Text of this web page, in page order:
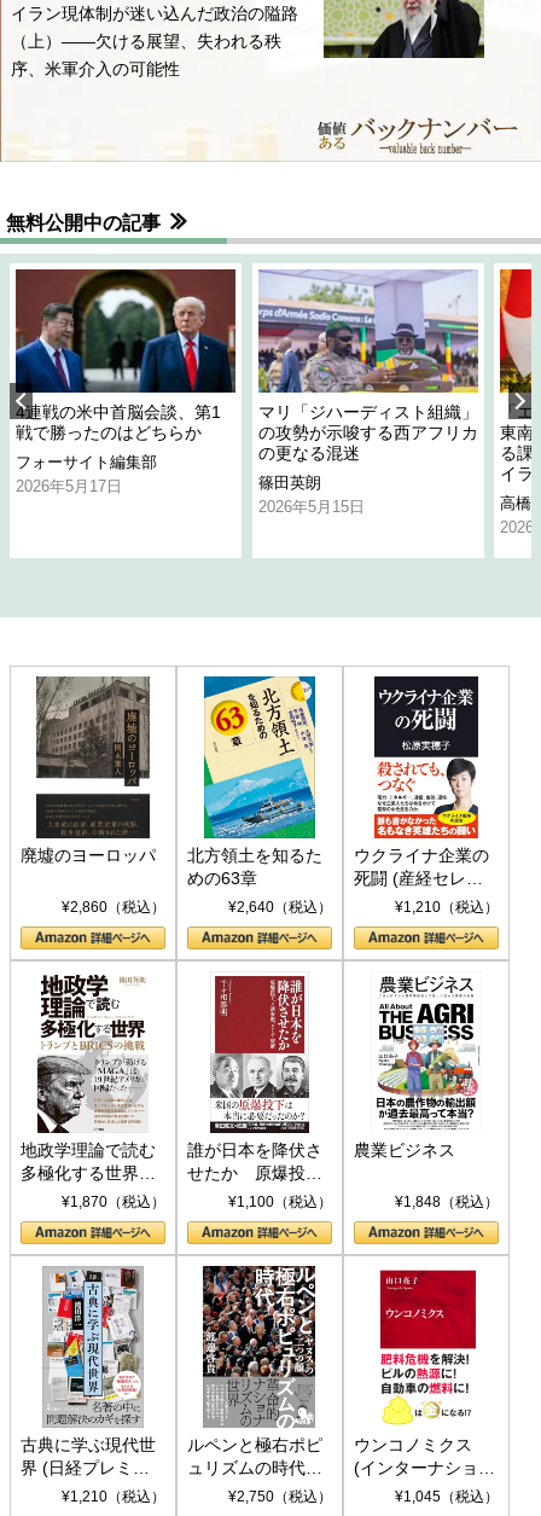
イラン現体制が迷い込んだ政治の隘路
（上）――欠ける展望、失われる秩
序、米軍介入の可能性
無料公開中の記事
4連戦の米中首脳会談、第1
戦で勝ったのはどちらか
フォーサイト編集部
2026年5月17日
マリ「ジハーディスト組織」
の攻勢が示唆する西アフリカ
の更なる混迷
篠田英朗
2026年5月15日
「
東南
る課
イラ
高橋
2026
廃墟のヨーロッパ
¥2,860（税込）
北方領土を知るた
めの63章
¥2,640（税込）
ウクライナ企業の
死闘 (産経セレク
ト S 039)¥1,210（税込）
地政学理論で読む
多極化する世界：
トランプとBRICS
の挑戦
¥1,870（税込）
誰が日本を降伏さ
せたか 原爆投
下、ソ連参戦、そ
して聖断 (PHP新
書)
¥1,100（税込）
農業ビジネス
¥1,848（税込）
古典に学ぶ現代世
界 (日経プレミア
シリーズ)¥1,210（税込）
ルペンと極右ポピ
ュリズムの時代：
〈ヤヌス〉の二つ
¥2,750（税込）
ウンコノミクス
(インターナショナ
ル新書)¥1,045（税込）